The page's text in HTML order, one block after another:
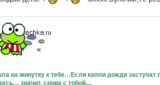
на минутку к тебе…Если капли дождя
значит, снова с тобой....